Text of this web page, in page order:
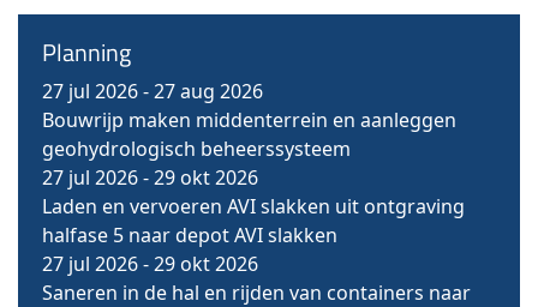
Planning
27 jul 2026-27 aug 2026
Bouwrijp maken middenterrein en aanleggen
geohydrologisch beheerssysteem
27 jul 2026-29 okt 2026
Laden en vervoeren AVI slakken uit ontgraving
halfase 5 naar depot AVI slakken
27 jul 2026-29 okt 2026
Saneren in de hal en rijden van containers naar